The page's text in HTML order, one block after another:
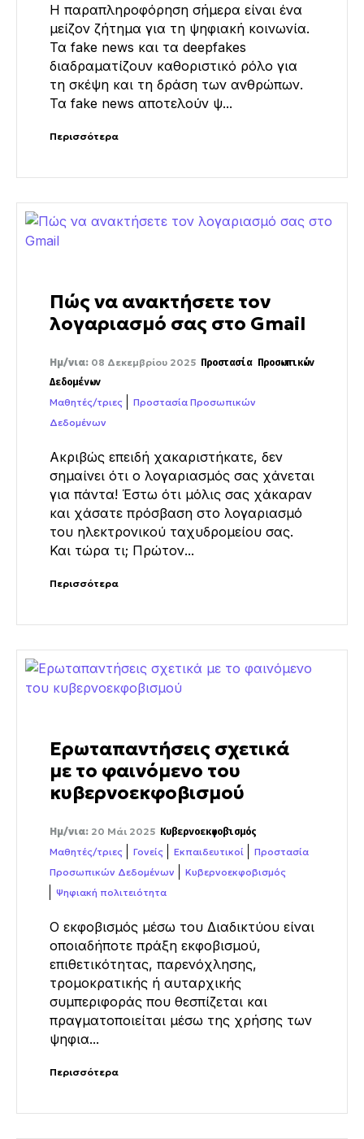
Η παραπληροφόρηση σήμερα είναι ένα
μείζον ζήτημα για τη ψηφιακή κοινωνία.
Τα fake news και τα deepfakes
διαδραματίζουν καθοριστικό ρόλο για
τη σκέψη και τη δράση των ανθρώπων.
Τα fake news αποτελούν ψ...
Περισσότερα
Πώς να ανακτήσετε τον
λογαριασμό σας στο Gmail
Ημ/νια: 08 Δεκεμβρίου 2025 Προστασία Προσωπικών
Δεδομένων
Μαθητές/τριες
Προστασία Προσωπικών
Δεδομένων
Ακριβώς επειδή χακαριστήκατε, δεν
σημαίνει ότι ο λογαριασμός σας χάνεται
για πάντα! Έστω ότι μόλις σας χάκαραν
και χάσατε πρόσβαση στο λογαριασμό
του ηλεκτρονικού ταχυδρομείου σας.
Και τώρα τι; Πρώτον...
Περισσότερα
Ερωταπαντήσεις σχετικά
με το φαινόμενο του
κυβερνοεκφοβισμού
Ημ/νια: 20 Μάι 2025 Κυβερνοεκφοβισμός
Μαθητές/τριες Γονείς Εκπαιδευτικοί
Προστασία
Προσωπικών Δεδομένων
Κυβερνοεκφοβισμός
Ψηφιακή πολιτειότητα
Ο εκφοβισμός μέσω του Διαδικτύου είναι
οποιαδήποτε πράξη εκφοβισμού,
επιθετικότητας, παρενόχλησης,
τρομοκρατικής ή αυταρχικής
συμπεριφοράς που θεσπίζεται και
πραγματοποιείται μέσω της χρήσης των
ψηφια...
Περισσότερα